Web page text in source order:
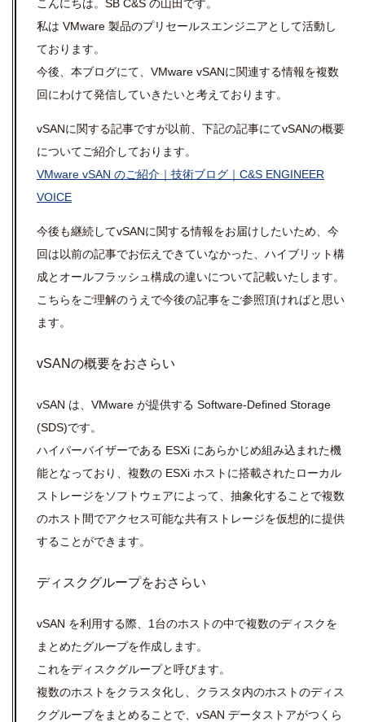
こんにちは。SB C&S の山田です。
私は VMware 製品のプリセールスエンジニアとして活動し
ております。
今後、本ブログにて、VMware vSANに関連する情報を複数
回にわけて発信していきたいと考えております。
vSANに関する記事ですが以前、下記の記事にてvSANの概要
についてご紹介しております。
VMware vSAN のご紹介｜技術ブログ｜C&S ENGINEER
VOICE
今後も継続してvSANに関する情報をお届けしたいため、今
回は以前の記事でお伝えできていなかった、ハイブリット構
成とオールフラッシュ構成の違いについて記載いたします。
こちらをご理解のうえで今後の記事をご参照頂ければと思い
ます。
vSANの概要をおさらい
vSAN は、VMware が提供する Software-Defined Storage
(SDS)です。
ハイパーバイザーである ESXi にあらかじめ組み込まれた機
能となっており、複数の ESXi ホストに搭載されたローカル
ストレージをソフトウェアによって、抽象化することで複数
のホスト間でアクセス可能な共有ストレージを仮想的に提供
することができます。
ディスクグループをおさらい
vSAN を利用する際、1台のホストの中で複数のディスクを
まとめたグループを作成します。
これをディスクグループと呼びます。
複数のホストをクラスタ化し、クラスタ内のホストのディス
クグループをまとめることで、vSAN データストアがつくら